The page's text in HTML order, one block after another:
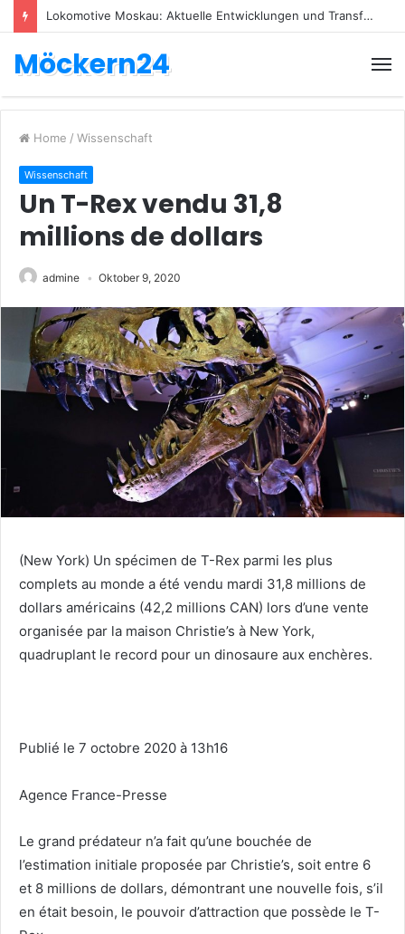
Lokomotive Moskau: Aktuelle Entwicklungen und Transfers
Möckern24
Home / Wissenschaft
Wissenschaft
Un T-Rex vendu 31,8
millions de dollars
admine Oktober 9, 2020
(New York) Un spécimen de T-Rex parmi les plus
complets au monde a été vendu mardi 31,8 millions de
dollars américains (42,2 millions CAN) lors d’une vente
organisée par la maison Christie’s à New York,
quadruplant le record pour un dinosaure aux enchères.
Publié le 7 octobre 2020 à 13h16
Agence France-Presse
Le grand prédateur n’a fait qu’une bouchée de
l’estimation initiale proposée par Christie’s, soit entre 6
et 8 millions de dollars, démontrant une nouvelle fois, s’il
en était besoin, le pouvoir d’attraction que possède le T-